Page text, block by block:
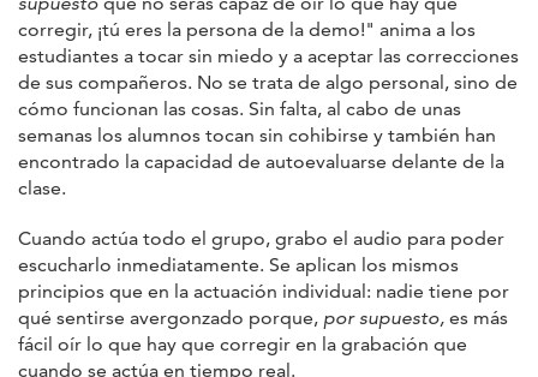
corregir, ¡tú eres la persona de la demo!" anima a los
estudiantes a tocar sin miedo y a aceptar las correcciones
de sus compañeros. No se trata de algo personal, sino de
cómo funcionan las cosas. Sin falta, al cabo de unas
semanas los alumnos tocan sin cohibirse y también han
encontrado la capacidad de autoevaluarse delante de la
clase.
Cuando actúa todo el grupo, grabo el audio para poder
escucharlo inmediatamente. Se aplican los mismos
principios que en la actuación individual: nadie tiene por
qué sentirse avergonzado porque, por supuesto, es más
fácil oír lo que hay que corregir en la grabación que
cuando se actúa en tiempo real.